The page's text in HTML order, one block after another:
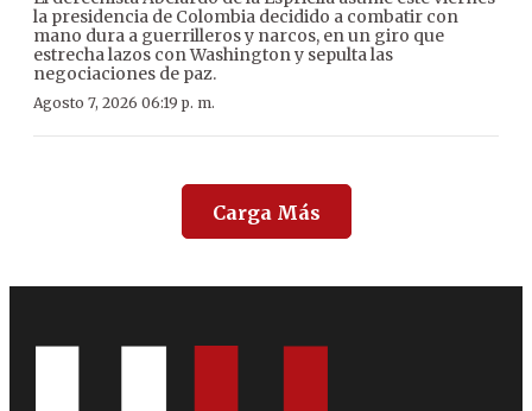
la presidencia de Colombia decidido a combatir con
mano dura a guerrilleros y narcos, en un giro que
estrecha lazos con Washington y sepulta las
negociaciones de paz.
Agosto 7, 2026 06:19 p. m.
Carga Más